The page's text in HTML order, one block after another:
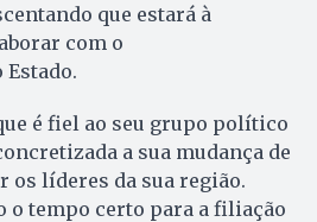
que estará à
com o
é fiel ao seu grupo político
a sua mudança de
os líderes da sua região.
o tempo certo para a filiação